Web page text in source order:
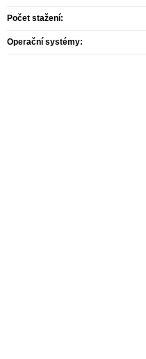
Počet stažení:
Operační systémy: